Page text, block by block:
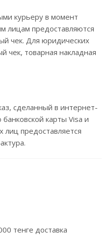
курьеру в момент
лицам предоставляются
чек. Для юридических
чек, товарная накладная
сделанный в интернет-
карты Visa и
предоставляется
тенге доставка